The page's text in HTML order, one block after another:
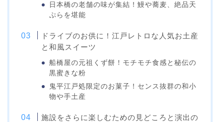
日本橋の老舗の味が集結！鰻や蕎麦、絶品天
ぷらを堪能
ドライブのお供に！江戸レトロな人気お土産
と和風スイーツ
船橋屋の元祖くず餅！モチモチ食感と秘伝の
黒蜜きな粉
鬼平江戸処限定のお菓子！センス抜群の和小
物や手土産
施設をさらに楽しむための見どころと演出の